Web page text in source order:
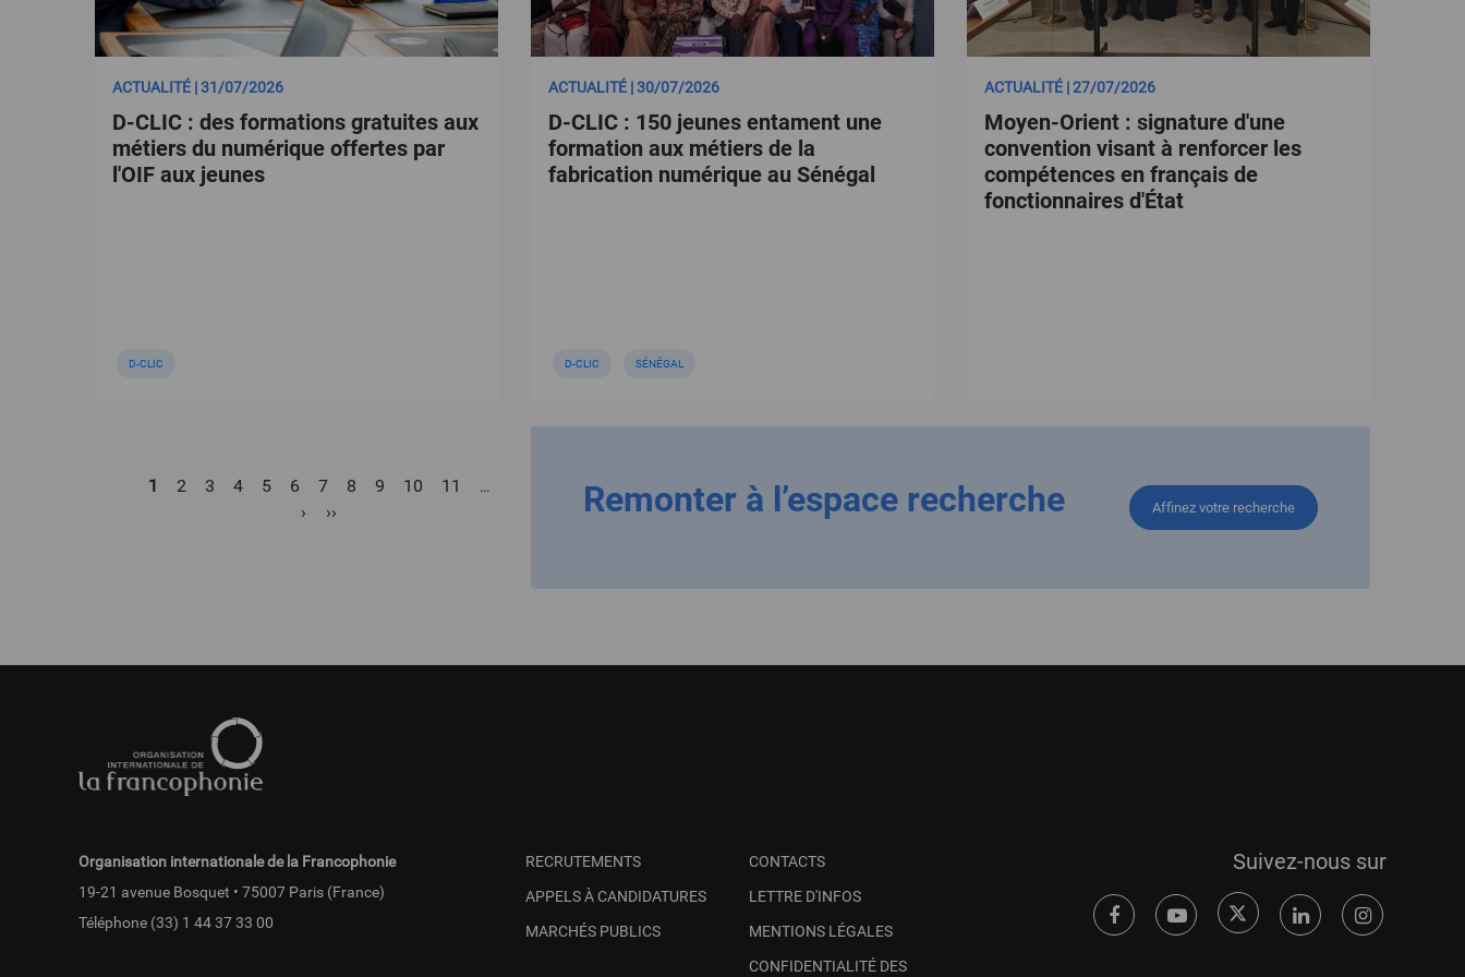
ACTUALITÉ | 31/07/2026
D-CLIC : des formations gratuites aux
métiers du numérique offertes par
l'OIF aux jeunes
D-CLIC
ACTUALITÉ | 30/07/2026
D-CLIC : 150 jeunes entament une
formation aux métiers de la
fabrication numérique au Sénégal
D-CLIC SÉNÉGAL
ACTUALITÉ | 27/07/2026
Moyen-Orient : signature d'une
convention visant à renforcer les
compétences en français de
fonctionnaires d'État
Pagination
Page
1 Page
2 Page
3 Page
4 Page
5 Page
6 Page
7 Page
8 Page
9 Page
10 Page
11 …
Page
›
Dernière
›› Remonter à l’espace recherche Affinez votre recherche
page
Organisation internationale de la Francophonie
19-21 avenue Bosquet • 75007 Paris (France)
Téléphone (33) 1 44 37 33 00
RECRUTEMENTS
APPELS À CANDIDATURES
MARCHÉS PUBLICS
CONTACTS
LETTRE D'INFOS
MENTIONS LÉGALES
CONFIDENTIALITÉ DES
Suivez-nous sur